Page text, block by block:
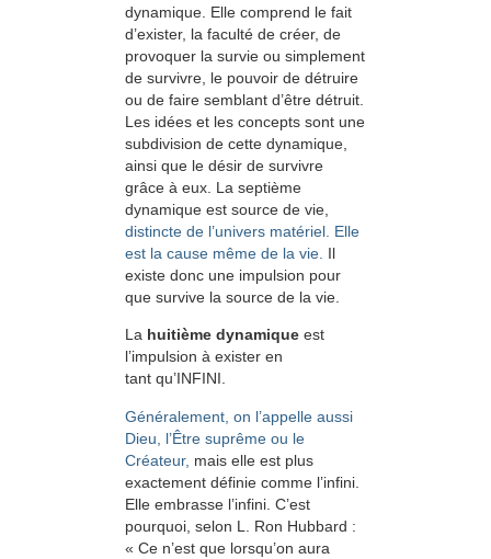
dynamique. Elle comprend le fait
d’exister, la faculté de créer, de
provoquer la survie ou simplement
de survivre, le pouvoir de détruire
ou de faire semblant d’être détruit.
Les idées et les concepts sont une
subdivision de cette dynamique,
ainsi que le désir de survivre
grâce à eux. La septième
dynamique est source de vie,
distincte de l’univers matériel. Elle
est la cause même de la vie. Il
existe donc une impulsion pour
que survive la source de la vie.
La huitième dynamique est
l’impulsion à exister en
tant qu’INFINI.
Généralement, on l’appelle aussi
Dieu, l’Être suprême ou le
Créateur, mais elle est plus
exactement définie comme l’infini.
Elle embrasse l’infini. C’est
pourquoi, selon L. Ron Hubbard :
« Ce n’est que lorsqu’on aura